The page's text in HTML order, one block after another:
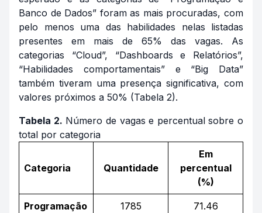
Banco de Dados” foram as mais procuradas, com
pelo menos uma das habilidades nelas listadas
presentes em mais de 65% das vagas. As
categorias “Cloud”, “Dashboards e Relatórios”,
“Habilidades comportamentais” e “Big Data”
também tiveram uma presença significativa, com
valores próximos a 50% (Tabela 2).
Tabela 2. Número de vagas e percentual sobre o
total por categoria
Categoria Quantidade
Em
percentual
(%)
Programação 1785 71.46